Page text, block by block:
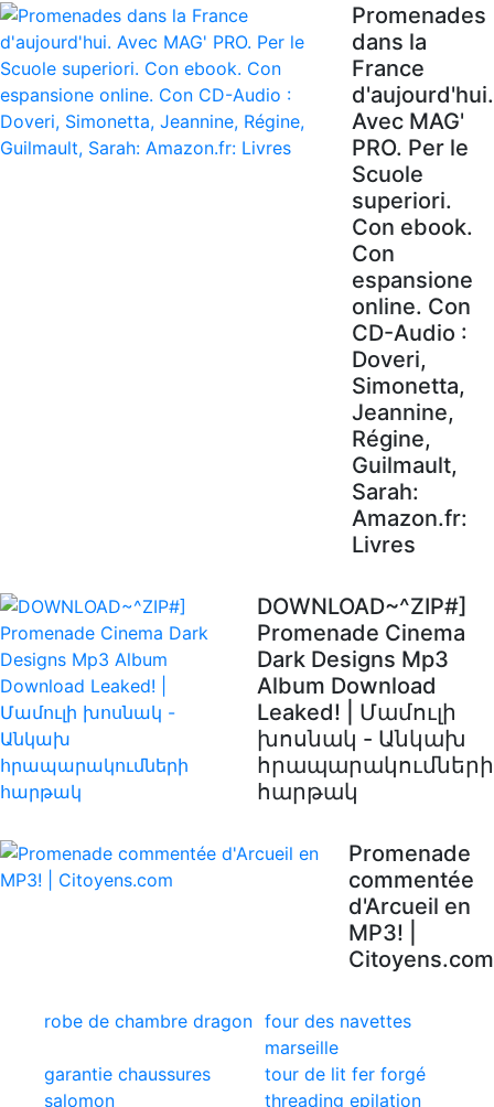
Promenades
dans la
France
d'aujourd'hui.
Avec MAG'
PRO. Per le
Scuole
superiori.
Con ebook.
Con
espansione
online. Con
CD-Audio :
Doveri,
Simonetta,
Jeannine,
Régine,
Guilmault,
Sarah:
Amazon.fr:
Livres
DOWNLOAD~^ZIP#]
Promenade Cinema
Dark Designs Mp3
Album Download
Leaked! | Մամուլի
խոսնակ - Անկախ
հրապարակումների
հարթակ
Promenade
commentée
d'Arcueil en
MP3! |
Citoyens.com
robe de chambre dragon four des navettes
marseille
garantie chaussures
salomon
tour de lit fer forgé
threading epilation